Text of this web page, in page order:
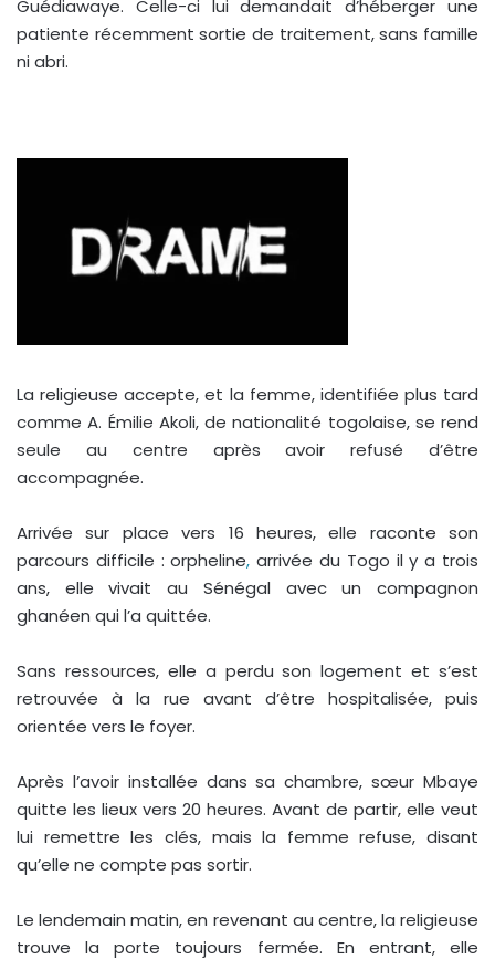
Guédiawaye. Celle-ci lui demandait d’héberger une
patiente récemment sortie de traitement, sans famille
ni abri.
La religieuse accepte, et la femme, identifiée plus tard
comme A. Émilie Akoli, de nationalité togolaise, se rend
seule au centre après avoir refusé d’être
accompagnée.
Arrivée sur place vers 16 heures, elle raconte son
parcours difficile : orpheline, arrivée du Togo il y a trois
ans, elle vivait au Sénégal avec un compagnon
ghanéen qui l’a quittée.
Sans ressources, elle a perdu son logement et s’est
retrouvée à la rue avant d’être hospitalisée, puis
orientée vers le foyer.
Après l’avoir installée dans sa chambre, sœur Mbaye
quitte les lieux vers 20 heures. Avant de partir, elle veut
lui remettre les clés, mais la femme refuse, disant
qu’elle ne compte pas sortir.
Le lendemain matin, en revenant au centre, la religieuse
trouve la porte toujours fermée. En entrant, elle